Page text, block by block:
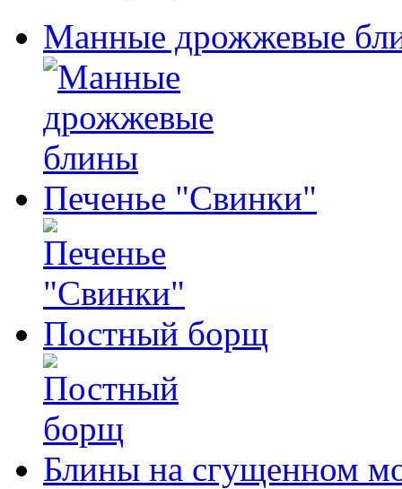
Манные дрожжевые
Печенье "Свинки"
Постный борщ
Блины на сгущенном